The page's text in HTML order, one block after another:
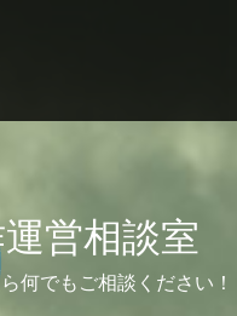
営相談室
何でもご相談ください！